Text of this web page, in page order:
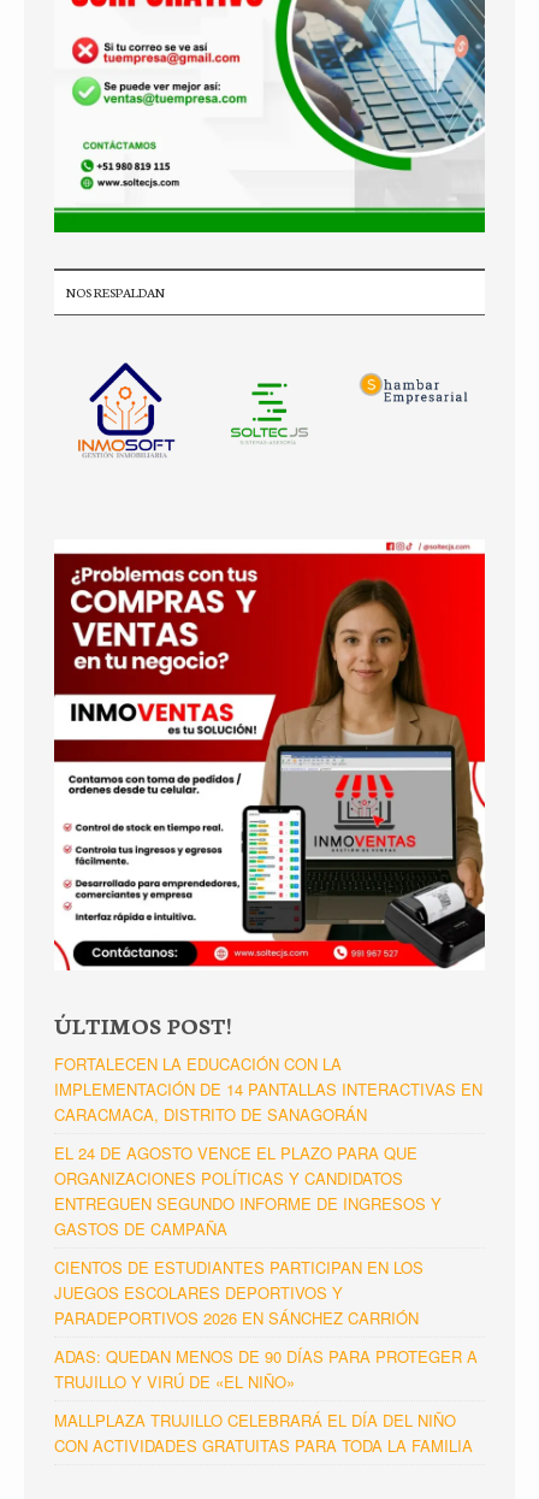
NOS RESPALDAN
ÚLTIMOS POST!
FORTALECEN LA EDUCACIÓN CON LA
IMPLEMENTACIÓN DE 14 PANTALLAS INTERACTIVAS EN
CARACMACA, DISTRITO DE SANAGORÁN
EL 24 DE AGOSTO VENCE EL PLAZO PARA QUE
ORGANIZACIONES POLÍTICAS Y CANDIDATOS
ENTREGUEN SEGUNDO INFORME DE INGRESOS Y
GASTOS DE CAMPAÑA
CIENTOS DE ESTUDIANTES PARTICIPAN EN LOS
JUEGOS ESCOLARES DEPORTIVOS Y
PARADEPORTIVOS 2026 EN SÁNCHEZ CARRIÓN
ADAS: QUEDAN MENOS DE 90 DÍAS PARA PROTEGER A
TRUJILLO Y VIRÚ DE «EL NIÑO»
MALLPLAZA TRUJILLO CELEBRARÁ EL DÍA DEL NIÑO
CON ACTIVIDADES GRATUITAS PARA TODA LA FAMILIA